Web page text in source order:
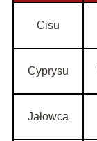
Cisu
Cyprysu
Jałowca